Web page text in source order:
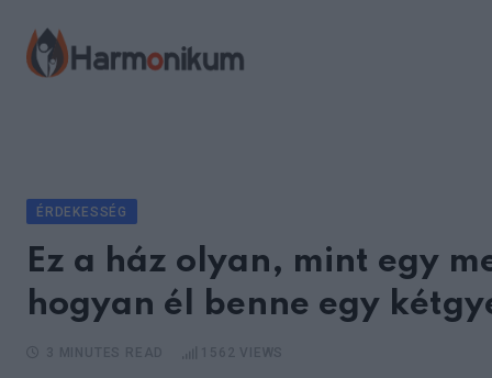
content
ÉRDEKESSÉG
Ez a ház olyan, mint egy
hogyan él benne egy